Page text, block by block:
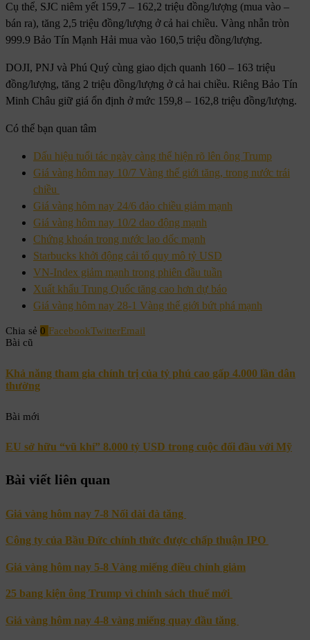
Cụ thể, SJC niêm yết 159,7 – 162,2 triệu đồng/lượng (mua vào –
bán ra), tăng 2,5 triệu đồng/lượng ở cả hai chiều. Vàng nhẫn tròn
999.9 Bảo Tín Mạnh Hải mua vào 160,5 triệu đồng/lượng.
DOJI, PNJ và Phú Quý cùng giao dịch quanh 160 – 163 triệu
đồng/lượng, tăng 2 triệu đồng/lượng ở cả hai chiều. Riêng Bảo Tín
Minh Châu giữ giá ổn định ở mức 159,8 – 162,8 triệu đồng/lượng.
Có thể bạn quan tâm
Dấu hiệu tuổi tác ngày càng thể hiện rõ lên ông Trump
Giá vàng hôm nay 10/7 Vàng thế giới tăng, trong nước trái
chiều
Giá vàng hôm nay 24/6 đảo chiều giảm mạnh
Giá vàng hôm nay 10/2 dao động mạnh
Chứng khoán trong nước lao dốc mạnh
Starbucks khởi động cải tổ quy mô tỷ USD
VN-Index giảm mạnh trong phiên đầu tuần
Xuất khẩu Trung Quốc tăng cao hơn dự báo
Giá vàng hôm nay 28-1 Vàng thế giới bứt phá mạnh
Chia sẻ 0 FacebookTwitterEmail
Bài cũ
Khả năng tham gia chính trị của tỷ phú cao gấp 4.000 lần dân
thường
Bài mới
EU sở hữu “vũ khí” 8.000 tỷ USD trong cuộc đối đầu với Mỹ
Bài viết liên quan
Giá vàng hôm nay 7-8 Nối dài đà tăng
Công ty của Bầu Đức chính thức được chấp thuận IPO
Giá vàng hôm nay 5-8 Vàng miếng điều chỉnh giảm
25 bang kiện ông Trump vì chính sách thuế mới
Giá vàng hôm nay 4-8 vàng miếng quay đầu tăng